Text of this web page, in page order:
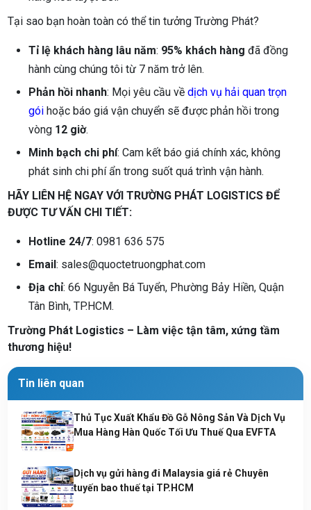
Tại sao bạn hoàn toàn có thể tin tưởng Trường Phát?
Tỉ lệ khách hàng lâu năm: 95% khách hàng đã đồng
hành cùng chúng tôi từ 7 năm trở lên.
Phản hồi nhanh: Mọi yêu cầu vềdịch vụ hải quan trọn
gói hoặc báo giá vận chuyển sẽ được phản hồi trong
vòng 12 giờ.
Minh bạch chi phí: Cam kết báo giá chính xác, không
phát sinh chi phí ẩn trong suốt quá trình vận hành.
HÃY LIÊN HỆ NGAY VỚI TRƯỜNG PHÁT LOGISTICS ĐỂ
ĐƯỢC TƯ VẤN CHI TIẾT:
Hotline 24/7: 0981 636 575
Email: sales@quoctetruongphat.com
Địa chỉ: 66 Nguyễn Bá Tuyển, Phường Bảy Hiền, Quận
Tân Bình, TP.HCM.
Trường Phát Logistics – Làm việc tận tâm, xứng tầm
thương hiệu!
Tin liên quan
Thủ Tục Xuất Khẩu Đồ Gỗ Nông Sản Và Dịch Vụ
Mua Hàng Hàn Quốc Tối Ưu Thuế Qua EVFTA
Dịch vụ gửi hàng đi Malaysia giá rẻ Chuyên
tuyến bao thuế tại TP.HCM